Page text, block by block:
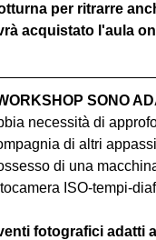
per ritrarre
acquistato l'aula
WORKSHOP SONO
necessità di
di altri
di una
ISO-tempi-
fotografici adatti